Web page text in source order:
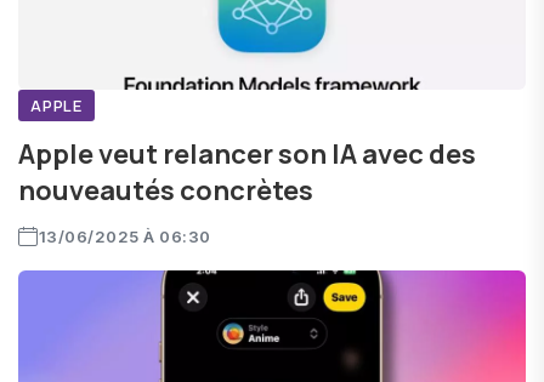
APPLE
Apple veut relancer son IA avec des
nouveautés concrètes
13/06/2025 À 06:30